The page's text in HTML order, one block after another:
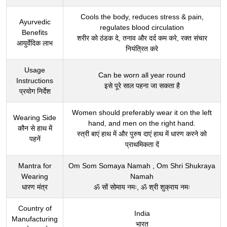
Ayurvedic
Benefits
आयुर्वेदिक लाभ
Cools the body, reduces stress & pain,
regulates blood circulation
शरीर को ठंडक दे, तनाव और दर्द कम करे, रक्त संचार
नियंत्रित करे
Usage
Instructions
प्रयोग निर्देश
Can be worn all year round
इसे पूरे साल पहना जा सकता है
Wearing Side
कौन से हाथ में
पहनें
Women should preferably wear it on the left
hand, and men on the right hand.
स्त्री बाएं हाथ में और पुरुष दाएं हाथ में धारण करने को
प्राथमिकता दें
Mantra for
Wearing
धारण मंत्र
Om Som Somaya Namah , Om Shri Shukraya
Namah
ॐ सों सोमाय नमः, ॐ श्री शुक्राय नमः
Country of
Manufacturing
India
भारत